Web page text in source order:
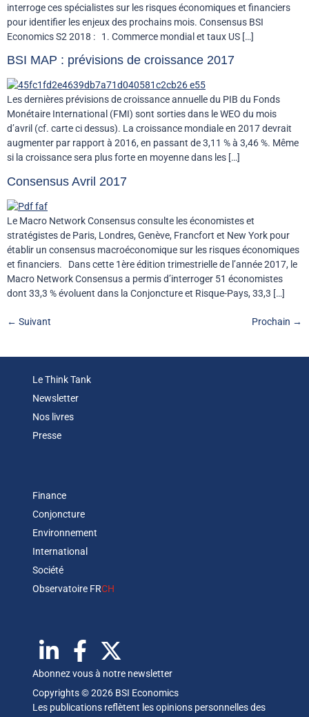
interroge ces spécialistes sur les risques économiques et financiers
pour identifier les enjeux des prochains mois. Consensus BSI
Economics S2 2018 : 1. Commerce mondial et taux US […]
BSI MAP : prévisions de croissance 2017
Les dernières prévisions de croissance annuelle du PIB du Fonds
Monétaire International (FMI) sont sorties dans le WEO du mois
d’avril (cf. carte ci dessus). La croissance mondiale en 2017 devrait
augmenter par rapport à 2016, en passant de 3,11 % à 3,46 %. Même
si la croissance sera plus forte en moyenne dans les […]
Consensus Avril 2017
Le Macro Network Consensus consulte les économistes et
stratégistes de Paris, Londres, Genève, Francfort et New York pour
établir un consensus macroéconomique sur les risques économiques
et financiers. Dans cette 1ère édition trimestrielle de l’année 2017, le
Macro Network Consensus a permis d’interroger 51 économistes
dont 33,3 % évoluent dans la Conjoncture et Risque-Pays, 33,3 […]
← Suivant Prochain →
Le Think Tank
Newsletter
Nos livres
Presse
Finance
Conjoncture
Environnement
International
Société
Observatoire FRCH
Abonnez vous à notre newsletter
Copyrights © 2026 BSI Economics
Les publications reflètent les opinions personnelles des